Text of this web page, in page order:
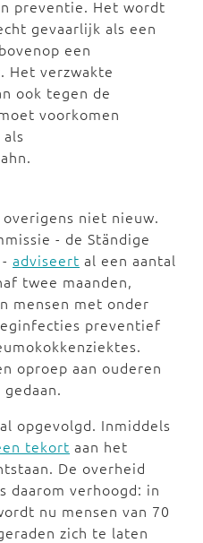
preventie. Het wordt
gevaarlijk als een
een
Het verzwakte
ook tegen de
voorkomen
niet nieuw.
- de Ständige
adviseert al een aantal
twee maanden,
mensen met onder
preventief
oproep aan ouderen
opgevolgd. Inmiddels
tekort aan het
De overheid
daarom verhoogd: in
nu mensen van 70
zich te laten